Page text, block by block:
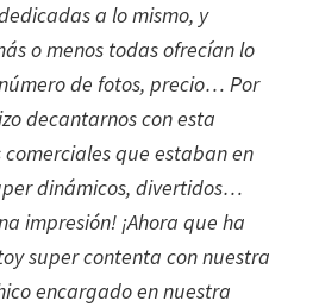
a lo mismo, y
o menos todas ofrecían lo
de fotos, precio… Por
decantarnos con esta
que estaban en
dinámicos, divertidos…
impresión! ¡Ahora que ha
super contenta con nuestra
encargado en nuestra